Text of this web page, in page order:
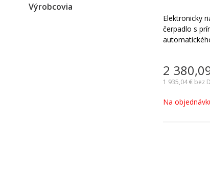
Elektronicky
čerpadlo s
skutočným
pre všetky
systémov vo
2
1 935,04 € bez
Na
Výrobcovia